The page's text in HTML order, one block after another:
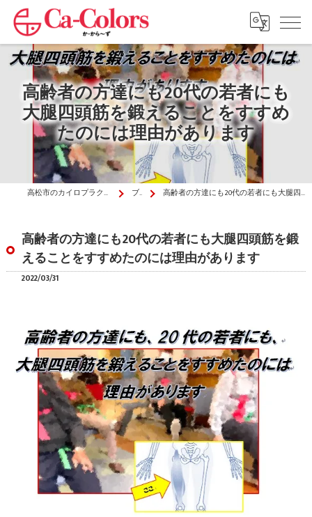
高齢者の方達にも20代の若者にも
大腿四頭筋を鍛えることをすすめ
たのには理由があります
高松市のカイロプラクティックはか・から～ず施術院 ブログ 高齢者の方達にも20代の若者にも大腿四頭筋を鍛えることをすすめたのには理由があります
高齢者の方達にも20代の若者にも大腿四頭筋を鍛
えることをすすめたのには理由があります
2022/03/31